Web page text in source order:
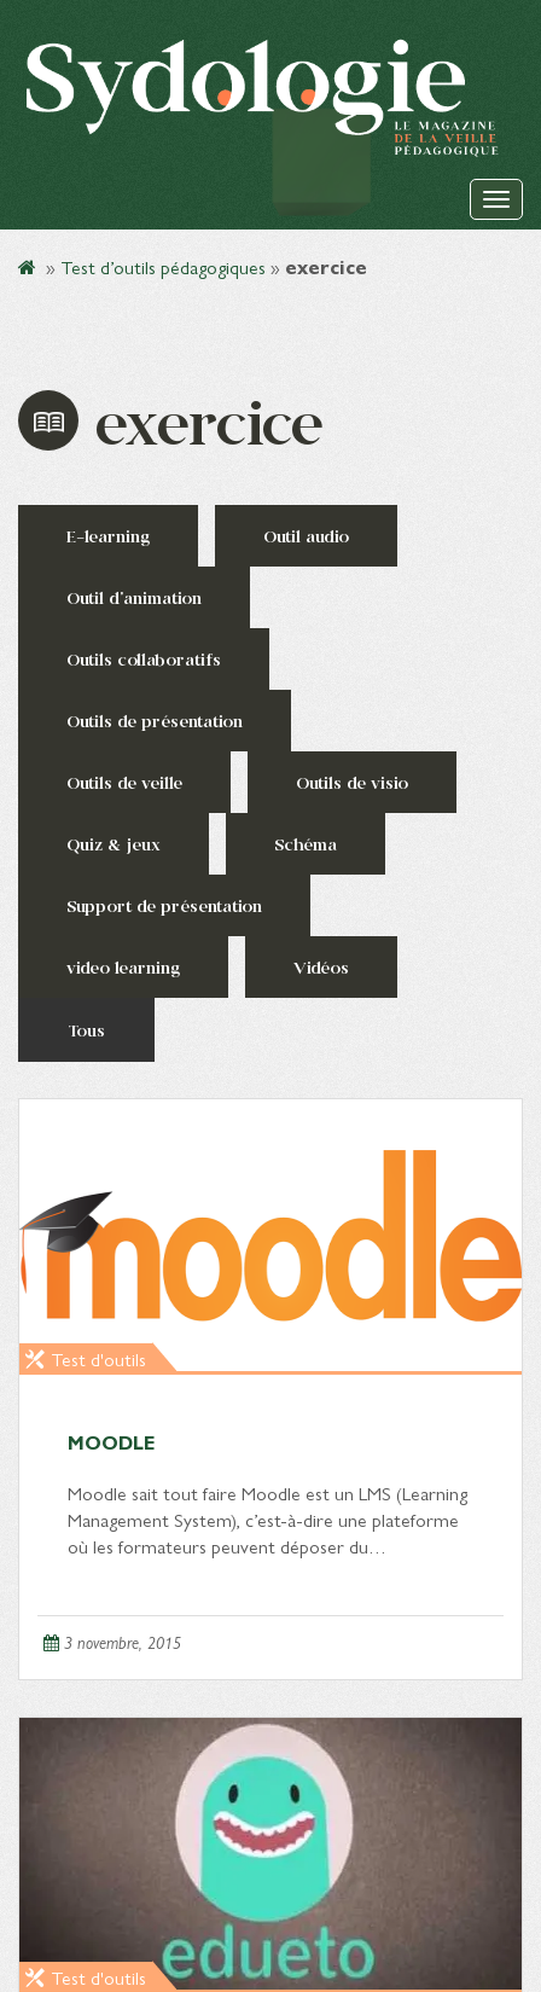
» Test d’outils pédagogiques » exercice
exercice
E-learning Outil audio
Outil d'animation
Outils collaboratifs
Outils de présentation
Outils de veille Outils de visio
Quiz & jeux Schéma
Support de présentation
video learning Vidéos
Tous
Test d'outils
MOODLE
Moodle sait tout faire Moodle est un LMS (Learning
Management System), c’est-à-dire une plateforme
où les formateurs peuvent déposer du…
3 novembre, 2015
Test d'outils